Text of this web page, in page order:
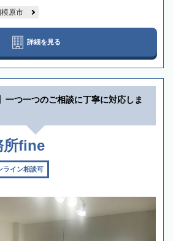
原市
詳細を見る
一つ一つのご相談に丁寧に対応しま
所fine
ライン相談可